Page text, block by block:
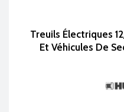
Treuils Électriques
Et Véhicules De